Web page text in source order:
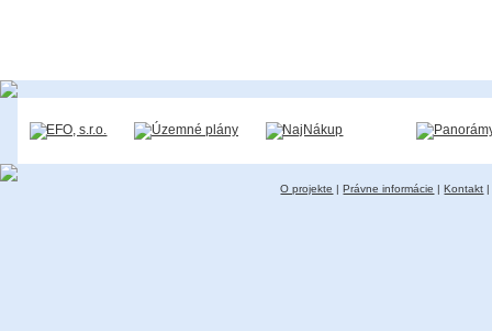
O projekte |Právne informácie |Kontakt